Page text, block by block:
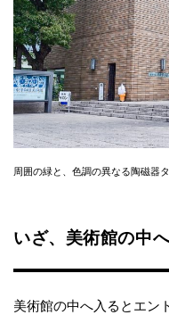
周囲の緑と、色調の異なる陶磁器
いざ、美術館の中へ
美術館の中へ入るとエン